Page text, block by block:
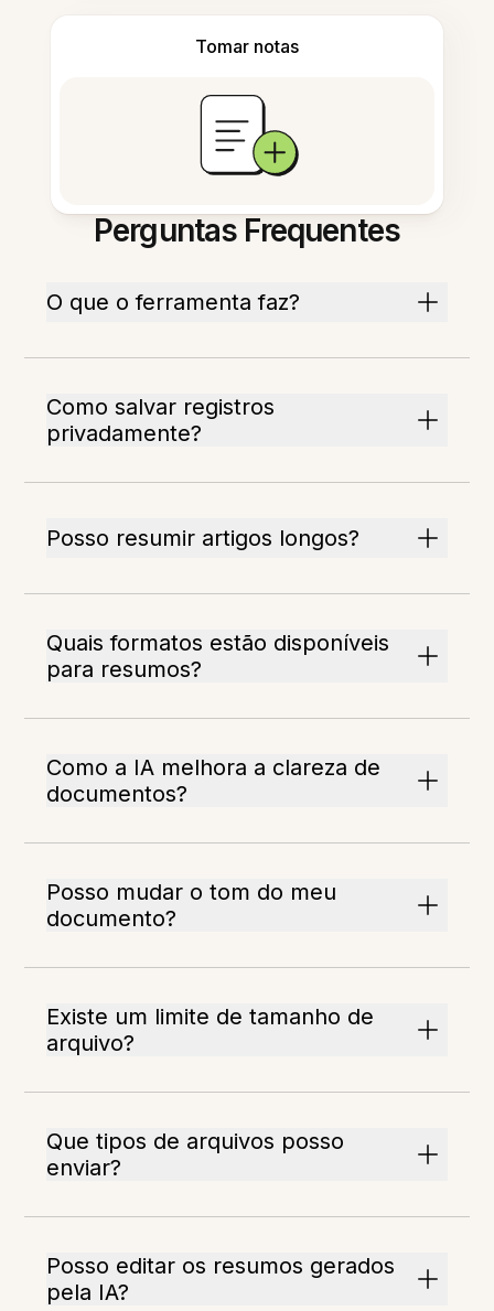
Tomar notas
Perguntas Frequentes
O que o ferramenta faz?
Como salvar registros
privadamente?
Posso resumir artigos longos?
Quais formatos estão disponíveis
para resumos?
Como a IA melhora a clareza de
documentos?
Posso mudar o tom do meu
documento?
Existe um limite de tamanho de
arquivo?
Que tipos de arquivos posso
enviar?
Posso editar os resumos gerados
pela IA?